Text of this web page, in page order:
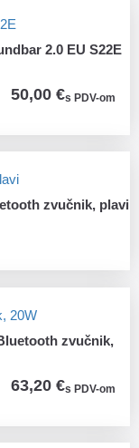
2.0 EU S22E
50,00 €s PDV-om
zvučnik, plavi
zvučnik,
63,20 €s PDV-om